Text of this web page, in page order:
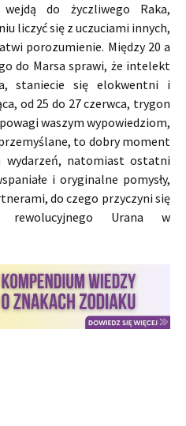
do życzliwego Raka,
liczyć się z uczuciami innych,
porozumienie. Między 20 a
do Marsa sprawi, że intelekt
staniecie się elokwentni i
od 25 do 27 czerwca, trygon
waszym wypowiedziom,
to dobry moment
wydarzeń, natomiast ostatni
i oryginalne pomysły,
do czego przyczyni się
Urana w